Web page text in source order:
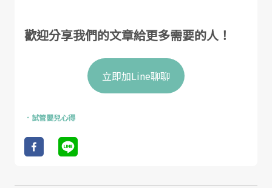
歡迎分享我們的文章給更多需要的人！
立即加Line聊聊
． 試管嬰兒心得